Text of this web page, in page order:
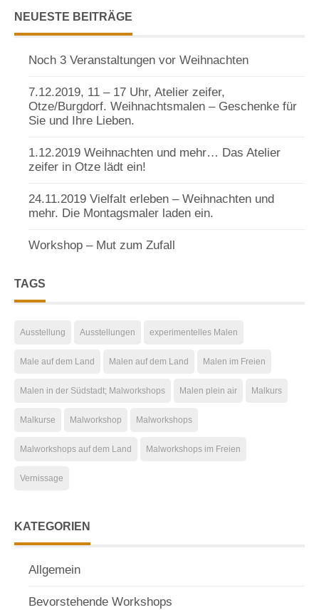
NEUESTE BEITRÄGE
Noch 3 Veranstaltungen vor Weihnachten
7.12.2019, 11 – 17 Uhr, Atelier zeifer,
Otze/Burgdorf. Weihnachtsmalen – Geschenke für
Sie und Ihre Lieben.
1.12.2019 Weihnachten und mehr… Das Atelier
zeifer in Otze lädt ein!
24.11.2019 Vielfalt erleben – Weihnachten und
mehr. Die Montagsmaler laden ein.
Workshop – Mut zum Zufall
TAGS
Ausstellung Ausstellungen experimentelles Malen
Male auf dem Land Malen auf dem Land Malen im Freien
Malen in der Südstadt; Malworkshops Malen plein air Malkurs
Malkurse Malworkshop Malworkshops
Malworkshops auf dem Land Malworkshops im Freien
Vernissage
KATEGORIEN
Allgemein
Bevorstehende Workshops